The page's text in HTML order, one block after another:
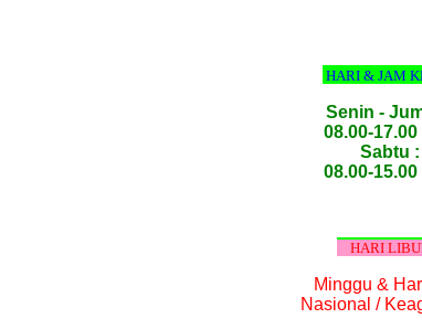
HARI & JAM
Senin -
08.00-17.00
Sabtu :
08.00-15.00
HARI
Minggu &
Nasional /